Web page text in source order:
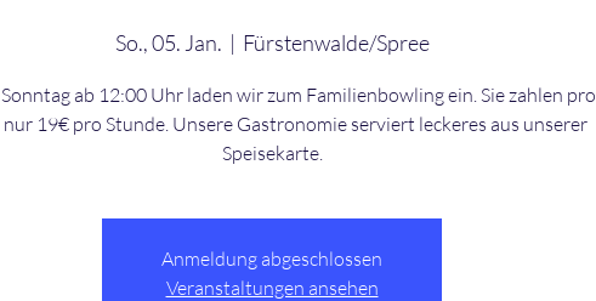
So., 05. Jan.
  |
Fürstenwalde/Spree
ab 12:00 Uhr laden wir zum Familienbowling ein. Sie zahlen pro
19€ pro Stunde. Unsere Gastronomie serviert leckeres aus unserer
Speisekarte.
Anmeldung abgeschlossen
Veranstaltungen ansehen